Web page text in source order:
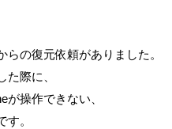
らの復元依頼がありました。
た際に、
操作できない、
。